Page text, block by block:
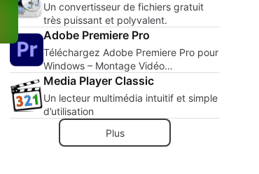
Un convertisseur de fichiers gratuit
très puissant et polyvalent.
Adobe Premiere Pro
Téléchargez Adobe Premiere Pro pour
Windows – Montage Vidéo
Professionnel à Portée de Main
Media Player Classic
Un lecteur multimédia intuitif et simple
d’utilisation
Plus